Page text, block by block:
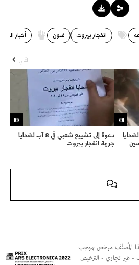
انفجار بيروت فنون أخبار
شعبي في 8 آب لضحايا
التّالي
دعوة إلى تشييع شعبي في 8 آب لضحايا
جريمة انفجار بيروت
· هذا المُصنَّف مرخص بموجب
- غير تجاري - الترخيص